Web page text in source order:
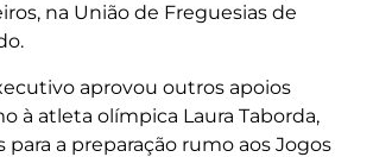
na União de Freguesias de
aprovou outros apoios
à atleta olímpica Laura Taborda,
para a preparação rumo aos Jogos